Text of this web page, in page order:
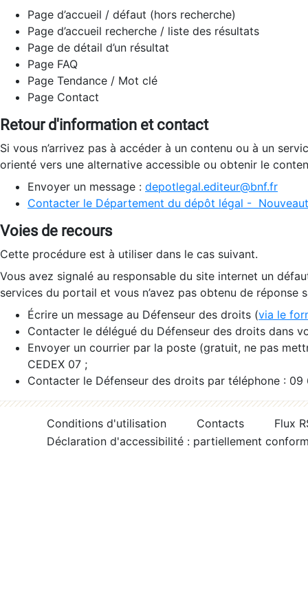
Page d’accueil / défaut (hors recherche)
Page d’accueil recherche / liste des résultats
Page de détail d’un résultat
Page FAQ
Page Tendance / Mot clé
Page Contact
Retour d'information et contact
Si vous n’arrivez pas à accéder à un contenu ou à un
orienté vers une alternative accessible ou obtenir le
Envoyer un message : depotlegal.editeur@bnf.fr
Contacter le Département du dépôt légal -
Voies de recours
Cette procédure est à utiliser dans le cas suivant.
Vous avez signalé au responsable du site internet un
services du portail et vous n’avez pas obtenu de réponse
Écrire un message au Défenseur des droits (via le
Contacter le délégué du Défenseur des droits dans
Envoyer un courrier par la poste (gratuit, ne pas
CEDEX 07 ;
Contacter le Défenseur des droits par téléphone :
Conditions d'utilisation Contacts
Flux
Déclaration d'accessibilité : partiellement